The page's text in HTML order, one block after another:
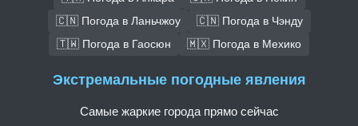
🇨🇳 Погода в Ланьчжоу
🇨🇳 Погода в Чэнду
🇹🇼 Погода в Гаосюн
🇲🇽 Погода в Мехико
Экстремальные погодные явления
Самые жаркие города прямо сейчас